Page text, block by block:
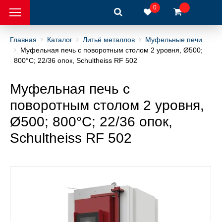
0
Главная Каталог Литьё металлов
Муфельные печи
Муфельная печь с поворотным столом 2 уровня, Ø500;
800°C; 22/36 опок, Schultheiss RF 502
Муфельная печь с
поворотным столом 2 уровня,
Ø500; 800°C; 22/36 опок,
Schultheiss RF 502